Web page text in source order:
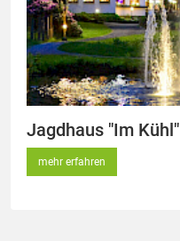
Jagdhaus "Im Kühl"
mehr erfahren